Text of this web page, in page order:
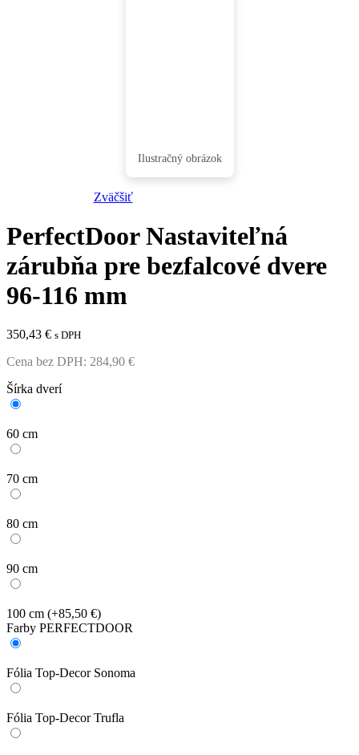
Zväčšiť
PerfectDoor Nastaviteľná
zárubňa pre bezfalcové dvere
96-116 mm
350,43 € s DPH
Cena bez DPH: 284,90 €
Šírka dverí
60 cm
70 cm
80 cm
90 cm
100 cm (+85,50 €)
Farby PERFECTDOOR
Fólia Top-Decor Sonoma
Fólia Top-Decor Trufla